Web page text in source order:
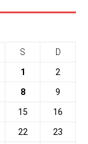
S D
1 2
8 9
15 16
22 23